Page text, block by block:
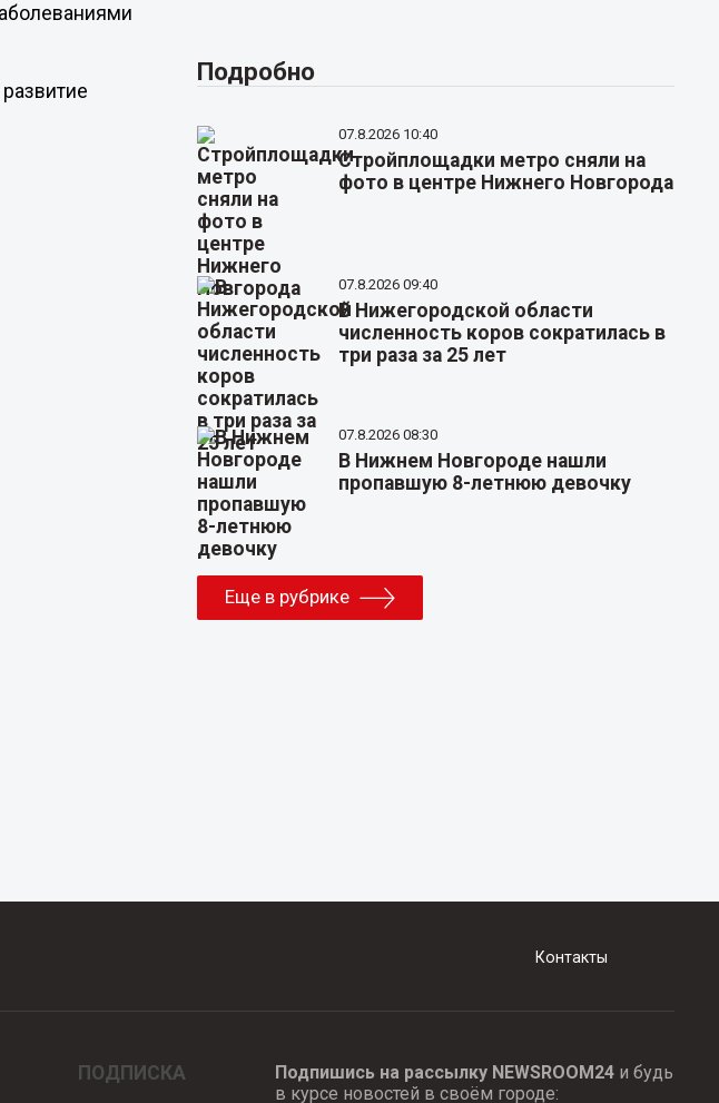
Подробно
07.8.2026 10:40
Стройплощадки метро сняли на
фото в центре Нижнего Новгорода
07.8.2026 09:40
В Нижегородской области
численность коров сократилась в
три раза за 25 лет
07.8.2026 08:30
В Нижнем Новгороде нашли
пропавшую 8-летнюю девочку
Еще в рубрике
Контакты
ПОДПИСКА Подпишись на рассылку NEWSROOM24и будь
в курсе новостей в своём городе: